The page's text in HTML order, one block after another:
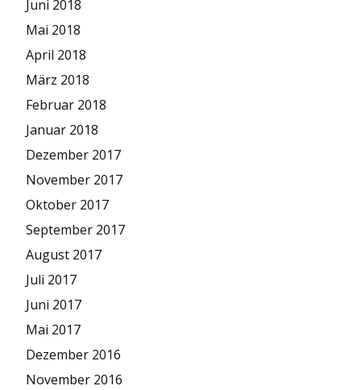
Juni 2018
Mai 2018
April 2018
März 2018
Februar 2018
Januar 2018
Dezember 2017
November 2017
Oktober 2017
September 2017
August 2017
Juli 2017
Juni 2017
Mai 2017
Dezember 2016
November 2016